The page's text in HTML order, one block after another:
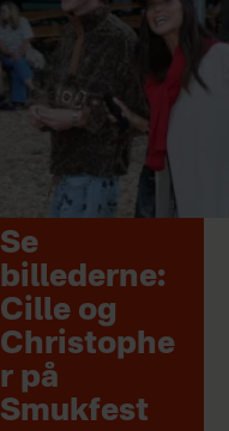
Se
billederne:
Cille og
Christophe
r på
Smukfest